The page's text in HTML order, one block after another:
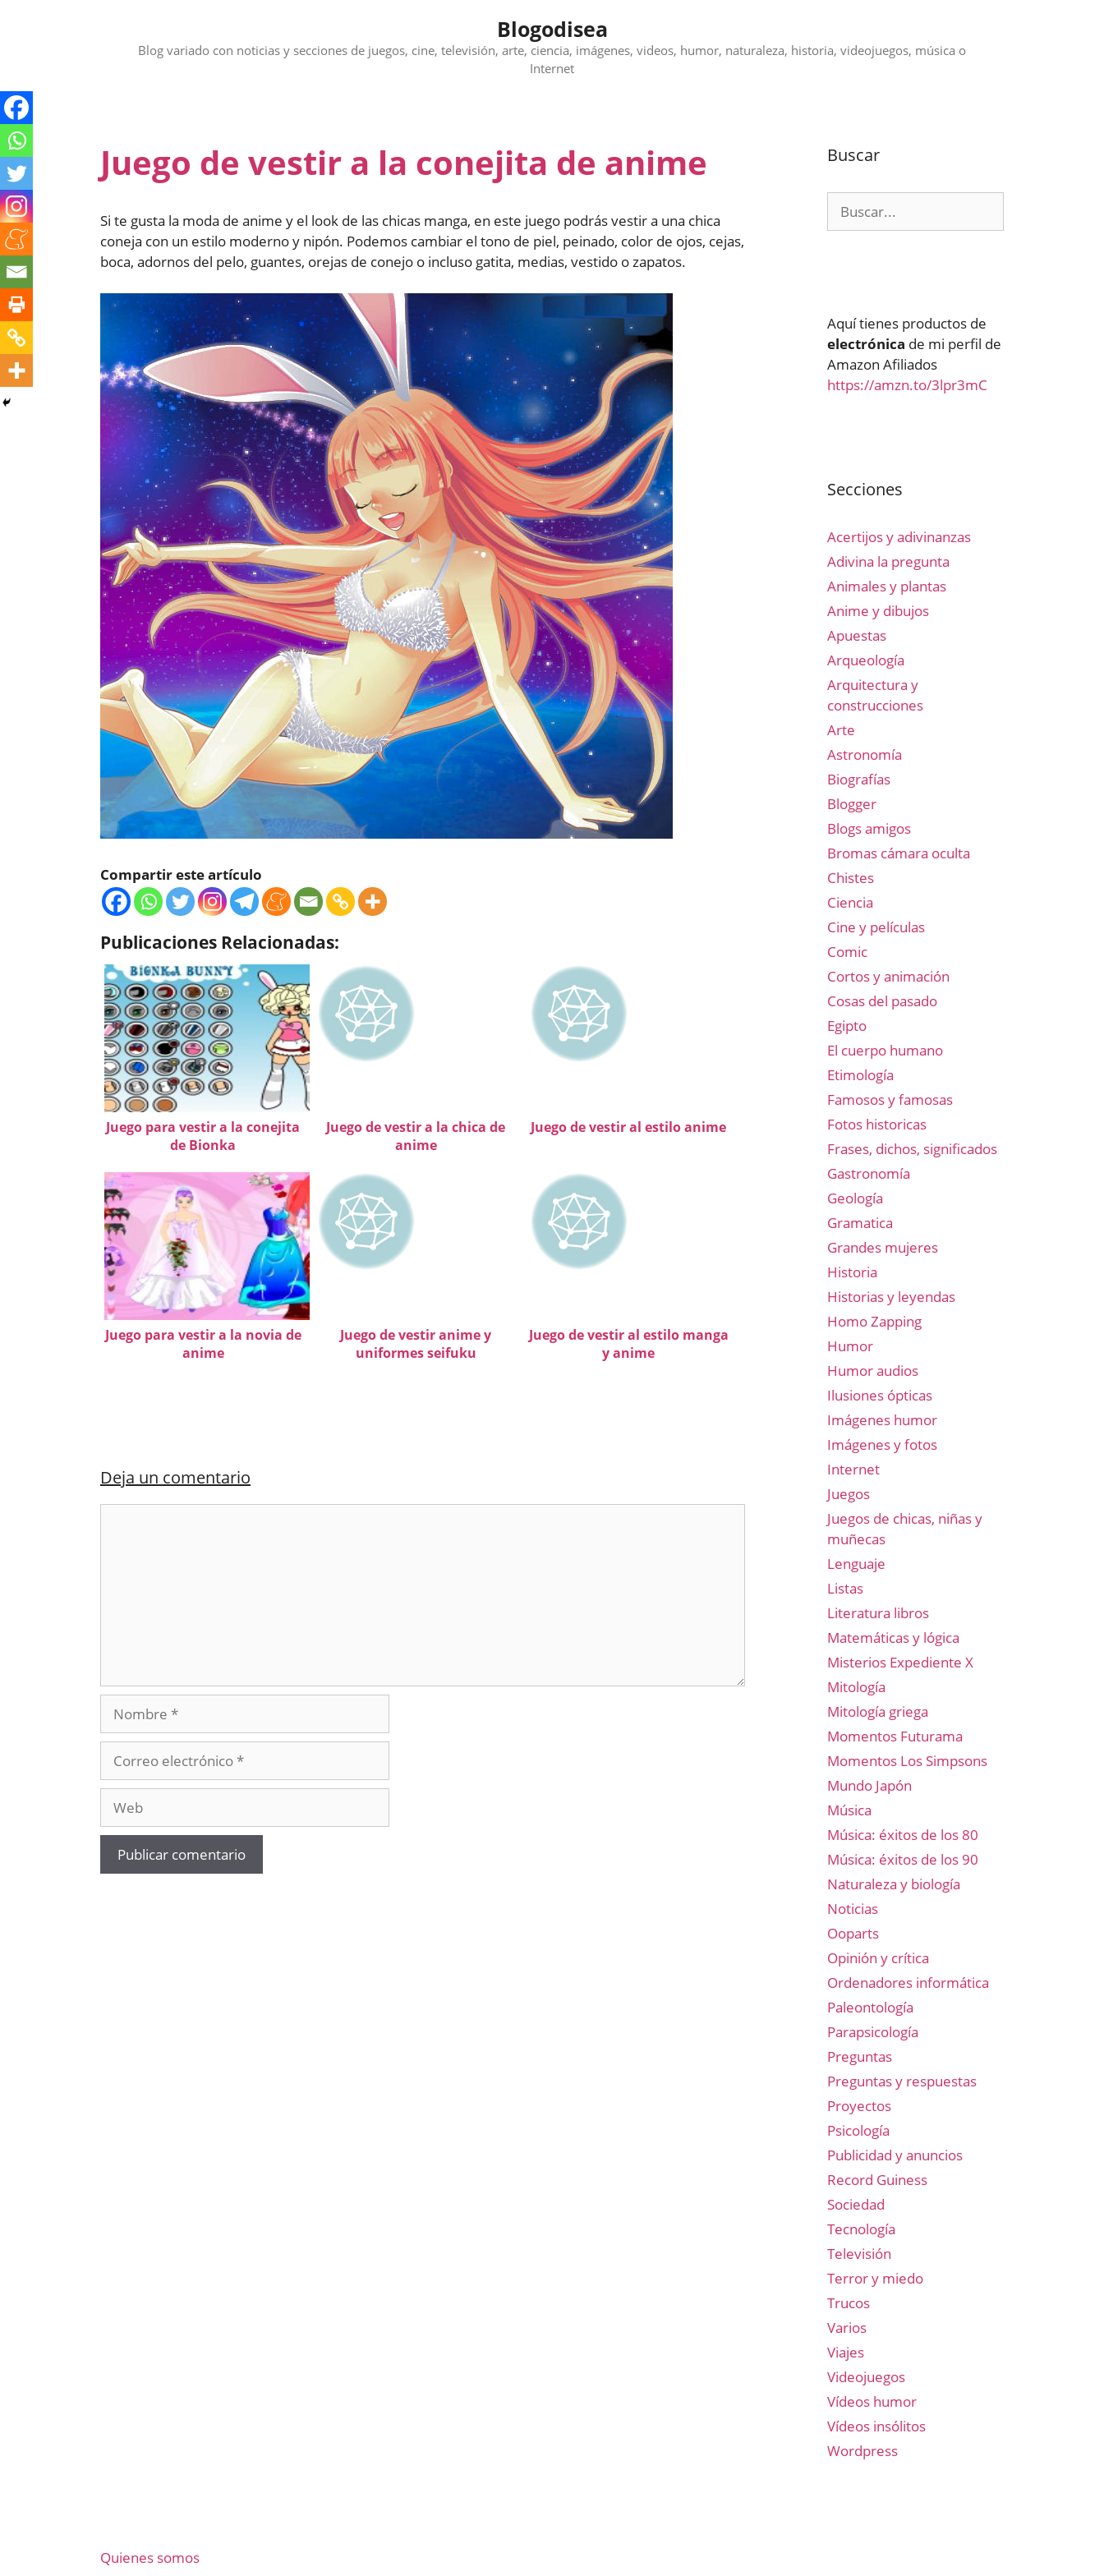
Blogodisea
Blog variado con noticias y secciones de juegos, cine, televisión, arte, ciencia, imágenes, videos, humor, naturaleza, historia, videojuegos, música o
Internet
Juego de vestir a la conejita de anime
Si te gusta la moda de anime y el look de las chicas manga, en este juego podrás vestir a una chica
coneja con un estilo moderno y nipón. Podemos cambiar el tono de piel, peinado, color de ojos, cejas,
boca, adornos del pelo, guantes, orejas de conejo o incluso gatita, medias, vestido o zapatos.
Compartir este artículo
Publicaciones Relacionadas:
Juego para vestir a la conejita
de Bionka
Juego de vestir a la chica de
anime
Juego de vestir al estilo anime
Juego para vestir a la novia de
anime
Juego de vestir anime y
uniformes seifuku
Juego de vestir al estilo manga
y anime
Deja un comentario
Nombre
electrónico
Buscar
Aquí tienes productos de
electrónica de mi perfil de
Amazon Afiliados
https://amzn.to/3lpr3mC
Secciones
Acertijos y adivinanzas
Adivina la pregunta
Animales y plantas
Anime y dibujos
Apuestas
Arqueología
Arquitectura y
construcciones
Arte
Astronomía
Biografías
Blogger
Blogs amigos
Bromas cámara oculta
Chistes
Ciencia
Cine y películas
Comic
Cortos y animación
Cosas del pasado
Egipto
El cuerpo humano
Etimología
Famosos y famosas
Fotos historicas
Frases, dichos, significados
Gastronomía
Geología
Gramatica
Grandes mujeres
Historia
Historias y leyendas
Homo Zapping
Humor
Humor audios
Ilusiones ópticas
Imágenes humor
Imágenes y fotos
Internet
Juegos
Juegos de chicas, niñas y
muñecas
Lenguaje
Listas
Literatura libros
Matemáticas y lógica
Misterios Expediente X
Mitología
Mitología griega
Momentos Futurama
Momentos Los Simpsons
Mundo Japón
Música
Música: éxitos de los 80
Música: éxitos de los 90
Naturaleza y biología
Noticias
Ooparts
Opinión y crítica
Ordenadores informática
Paleontología
Parapsicología
Preguntas
Preguntas y respuestas
Proyectos
Psicología
Publicidad y anuncios
Record Guiness
Sociedad
Tecnología
Televisión
Terror y miedo
Trucos
Varios
Viajes
Videojuegos
Vídeos humor
Vídeos insólitos
Wordpress
Quienes somos